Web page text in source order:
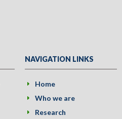
NAVIGATION LINKS
Home
Who we are
Research